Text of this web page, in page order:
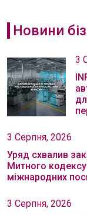
Новини
3
3 Серпня, 2026
Уряд схвалив
Митного кодексу
міжнародних
3 Серпня, 2026